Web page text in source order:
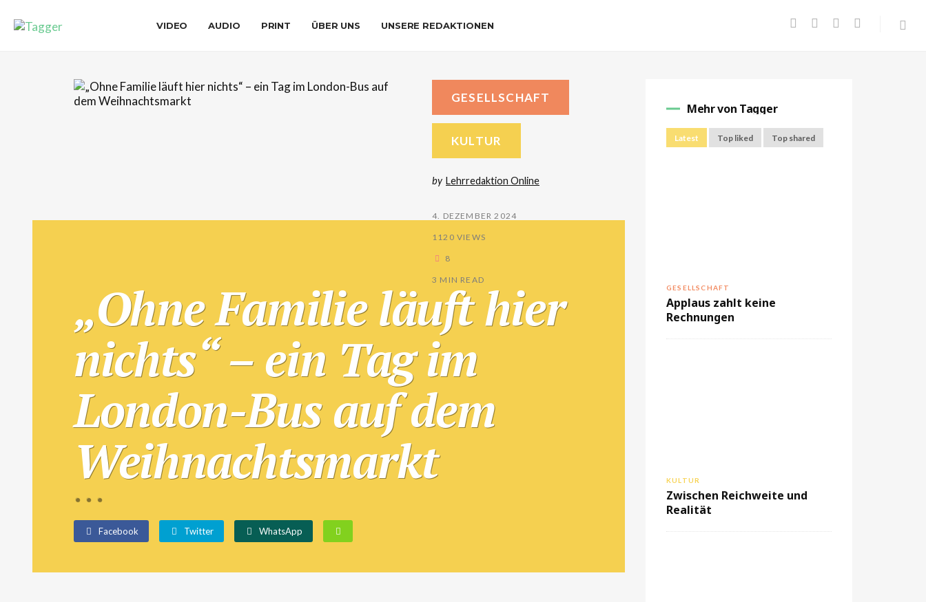
VIDEO AUDIO PRINT ÜBER UNS UNSERE REDAKTIONEN
GESELLSCHAFT
KULTUR
by Lehrredaktion Online
4. DEZEMBER 2024
1120 VIEWS
8
3 MIN READ
„Ohne Familie läuft hier
nichts“ – ein Tag im
London-Bus auf dem
Weihnachtsmarkt
Facebook Twitter WhatsApp
Mehr von Tagger
Latest Top liked Top shared
GESELLSCHAFT
Applaus zahlt keine
Rechnungen
KULTUR
Zwischen Reichweite und
Realität